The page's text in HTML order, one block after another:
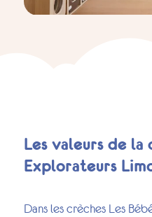
Les valeurs de la
Explorateurs
Dans les crèches Les